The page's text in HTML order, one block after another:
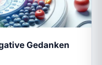
Gedanken